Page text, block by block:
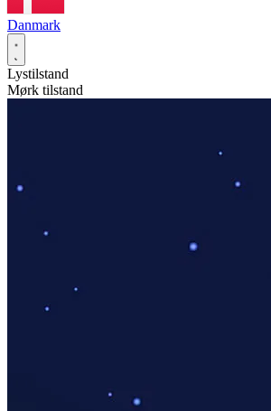
Danmark
Lystilstand
Mørk tilstand